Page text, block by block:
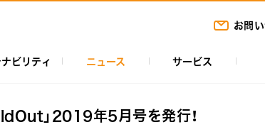
お問
ビリティ ニュース サービス
」2019年5月号を発行！